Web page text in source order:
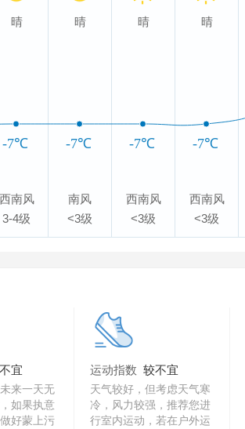
晴
西南风
3-4级
晴
南风
<3级
晴
西南风
<3级
晴
西南风
<3级
-7℃ -7℃ -7℃ -7℃
宜
来一天无
如果执意
好蒙上污
运动指数 较不宜
天气较好，但考虑天气寒
冷，风力较强，推荐您进
行室内运动，若在户外运